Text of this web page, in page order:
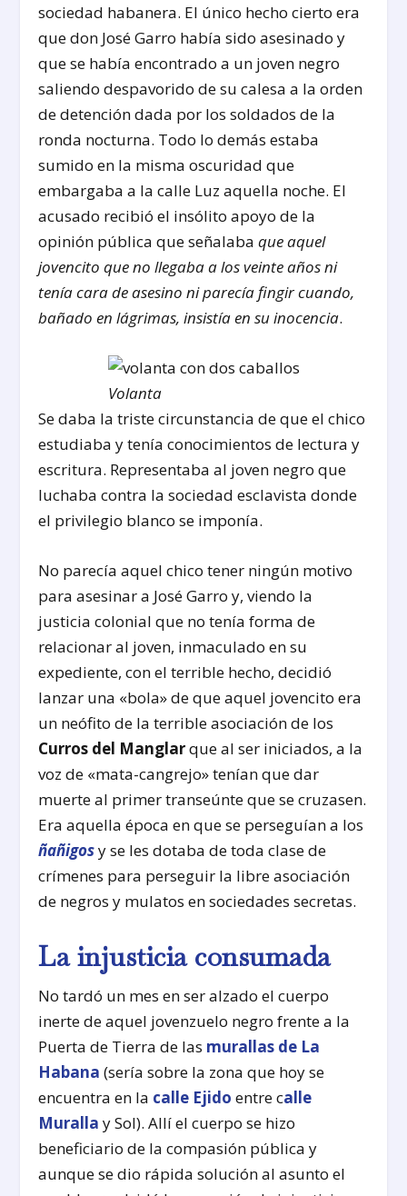
sociedad habanera. El único hecho cierto era
que don José Garro había sido asesinado y
que se había encontrado a un joven negro
saliendo despavorido de su calesa a la orden
de detención dada por los soldados de la
ronda nocturna. Todo lo demás estaba
sumido en la misma oscuridad que
embargaba a la calle Luz aquella noche. El
acusado recibió el insólito apoyo de la
opinión pública que señalabaque aquel
jovencito que no llegaba a los veinte años ni
tenía cara de asesino ni parecía fingir cuando,
bañado en lágrimas, insistía en su inocencia.
Volanta
Se daba la triste circunstancia de que el chico
estudiaba y tenía conocimientos de lectura y
escritura. Representaba al joven negro que
luchaba contra la sociedad esclavista donde
el privilegio blanco se imponía.
No parecía aquel chico tener ningún motivo
para asesinar a José Garro y, viendo la
justicia colonial que no tenía forma de
relacionar al joven, inmaculado en su
expediente, con el terrible hecho, decidió
lanzar una «bola» de que aquel jovencito era
un neófito de la terrible asociación de los
Curros del Manglarque al ser iniciados, a la
voz de «mata-cangrejo» tenían que dar
muerte al primer transeúnte que se cruzasen.
Era aquella época en que se perseguían a los
ñañigosy se les dotaba de toda clase de
crímenes para perseguir la libre asociación
de negros y mulatos en sociedades secretas.
La injusticia consumada
No tardó un mes en ser alzado el cuerpo
inerte de aquel jovenzuelo negro frente a la
Puerta de Tierra de las murallas de La
Habana (sería sobre la zona que hoy se
encuentra en la calle Ejido entre calle
Muralla y Sol). Allí el cuerpo se hizo
beneficiario de la compasión pública y
aunque se dio rápida solución al asunto el